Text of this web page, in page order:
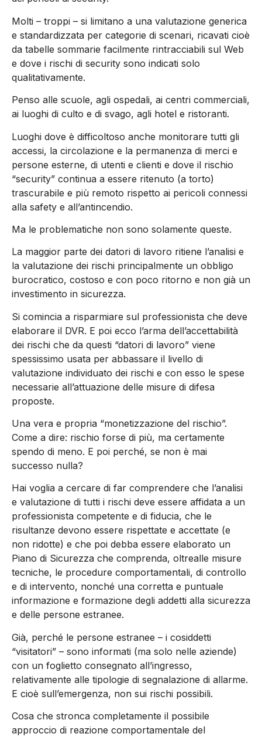
Molti – troppi – si limitano a una valutazione generica
e standardizzata per categorie di scenari, ricavati cioè
da tabelle sommarie facilmente rintracciabili sul Web
e dove i rischi di security sono indicati solo
qualitativamente.
Penso alle scuole, agli ospedali, ai centri commerciali,
ai luoghi di culto e di svago, agli hotel e ristoranti.
Luoghi dove è difficoltoso anche monitorare tutti gli
accessi, la circolazione e la permanenza di merci e
persone esterne, di utenti e clienti e dove il rischio
“security” continua a essere ritenuto (a torto)
trascurabile e più remoto rispetto ai pericoli connessi
alla safety e all’antincendio.
Ma le problematiche non sono solamente queste.
La maggior parte dei datori di lavoro ritiene l’analisi e
la valutazione dei rischi principalmente un obbligo
burocratico, costoso e con poco ritorno e non già un
investimento in sicurezza.
Si comincia a risparmiare sul professionista che deve
elaborare il DVR. E poi ecco l’arma dell’accettabilità
dei rischi che da questi “datori di lavoro” viene
spessissimo usata per abbassare il livello di
valutazione individuato dei rischi e con esso le spese
necessarie all’attuazione delle misure di difesa
proposte.
Una vera e propria “monetizzazione del rischio”.
Come a dire: rischio forse di più, ma certamente
spendo di meno. E poi perché, se non è mai
successo nulla?
Hai voglia a cercare di far comprendere che l’analisi
e valutazione di tutti i rischi deve essere affidata a un
professionista competente e di fiducia, che le
risultanze devono essere rispettate e accettate (e
non ridotte) e che poi debba essere elaborato un
Piano di Sicurezza che comprenda, oltrealle misure
tecniche, le procedure comportamentali, di controllo
e di intervento, nonché una corretta e puntuale
informazione e formazione degli addetti alla sicurezza
e delle persone estranee.
Già, perché le persone estranee – i cosiddetti
“visitatori” – sono informati (ma solo nelle aziende)
con un foglietto consegnato all’ingresso,
relativamente alle tipologie di segnalazione di allarme.
E cioè sull’emergenza, non sui rischi possibili.
Cosa che stronca completamente il possibile
approccio di reazione comportamentale del